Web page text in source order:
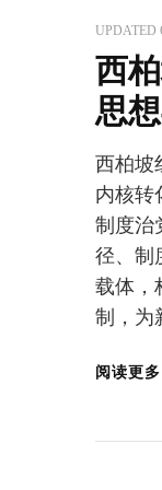
西
思
西柏坡
内核转
制度治
径、制
载体，
制，为
阅读更多